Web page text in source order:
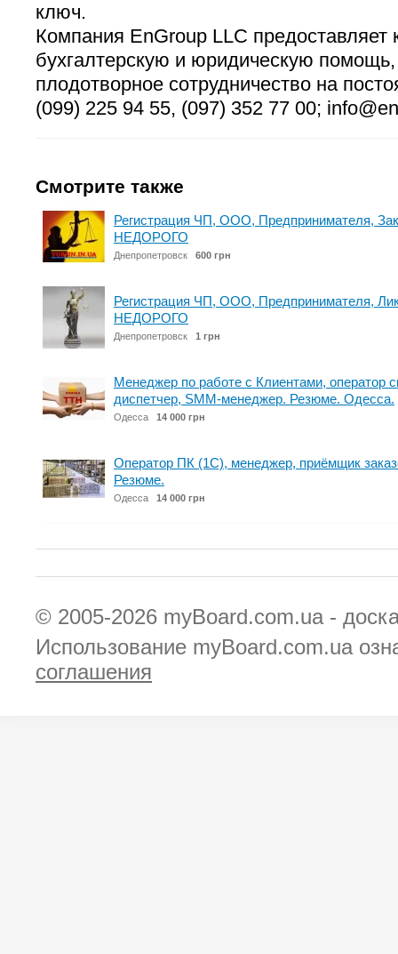
ключ.
Компания ЕnGroup LLC предоставляет
бухгалтерскую и юридическую помощь,
плодотворное сотрудничество на
(099) 225 94 55, (097) 352 77 00;
Смотрите также
Регистрация ЧП, ООО, Предпринимателя,
НЕДОРОГО
Днепропетровск 600 грн
Регистрация ЧП, ООО, Предпринимателя,
НЕДОРОГО
Днепропетровск 1 грн
Менеджер по работе с Клиентами, оператор
диспетчер, SMM-менеджер. Резюме. Одесса.
Одесса 14 000 грн
Оператор ПК (1С), менеджер, приёмщик
Резюме.
Одесса 14 000 грн
© 2005-2026 myBoard.com.ua -
Использование myBoard.com.ua
соглашения